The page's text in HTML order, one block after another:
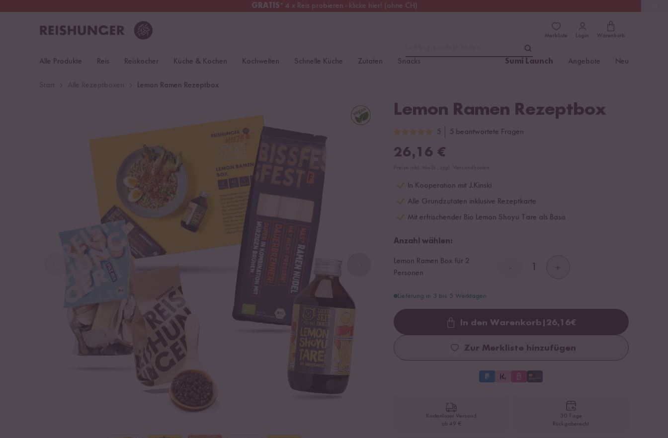
GRATIS* 4 x Reis probieren - klicke hier! (ohne CH)
Kostenloser Versand
Merkliste Login Warenkorb
Alle Produkte Reis Reiskocher Küche & Kochen Kochwelten Schnelle Küche Zutaten Snacks Sumi Launch Angebote Neu
Lemon Ramen Rezeptbox
Lemon Ramen Rezeptbox
5 5 beantwortete Fragen
26,16 €
In Kooperation mit J.Kinski
Alle Grundzutaten inklusive Rezeptkarte
Mit erfrischender Bio Lemon Shoyu Tare als Basis
Anzahl wählen:
Lemon Ramen Box für 2
Personen
Lieferung in 3 bis 5 Werktagen
Loading...
In den Warenkorb 26,16€
Zur Merkliste hinzufügen
Kostenloser Versand
ab 49 €
30 Tage
Rückgaberecht